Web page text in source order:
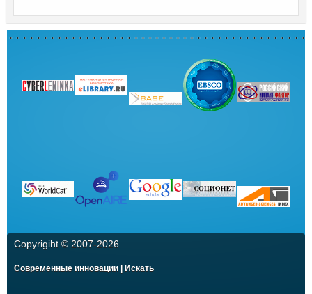
Copyrigiht © 2007-2026
Современные инновации | Искать